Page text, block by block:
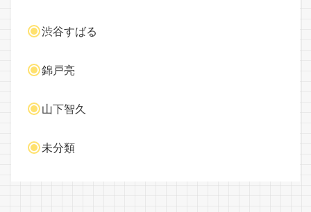
渋谷すばる
錦戸亮
山下智久
未分類